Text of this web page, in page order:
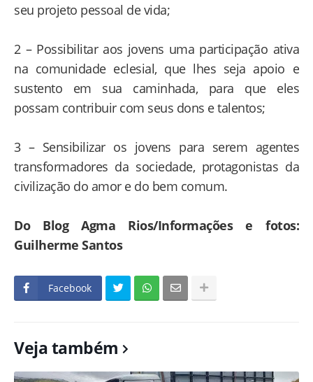
seu projeto pessoal de vida;
2 – Possibilitar aos jovens uma participação ativa
na comunidade eclesial, que lhes seja apoio e
sustento em sua caminhada, para que eles
possam contribuir com seus dons e talentos;
3 – Sensibilizar os jovens para serem agentes
transformadores da sociedade, protagonistas da
civilização do amor e do bem comum.
Do Blog Agma Rios/Informações e fotos:
Guilherme Santos
Facebook
Veja também